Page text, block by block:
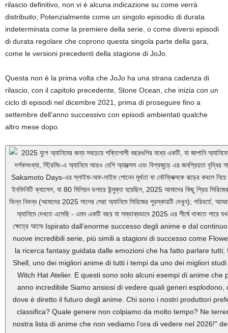
rilascio definitivo, non vi è alcuna indicazione su come verrà
distribuito; Potenzialmente come un singolo episodio di durata
indeterminata come la premiere della serie, o come diversi episodi
di durata regolare che coprono questa singola parte della gara,
come le versioni precedenti della stagione di JoJo.
Questa non è la prima volta che JoJo ha una strana cadenza di
rilascio, con il capitolo precedente, Stone Ocean, che inizia con un
ciclo di episodi nel dicembre 2021, prima di proseguire fino a
settembre dell’anno successivo con episodi ambientati qualche
altro mese dopo.